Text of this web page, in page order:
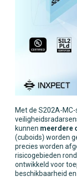
Met de S202A-
kunnen meerdere
(cuboids) worden
precies worden
risicogebieden
ontwikkeld voor
beschikbaarheid